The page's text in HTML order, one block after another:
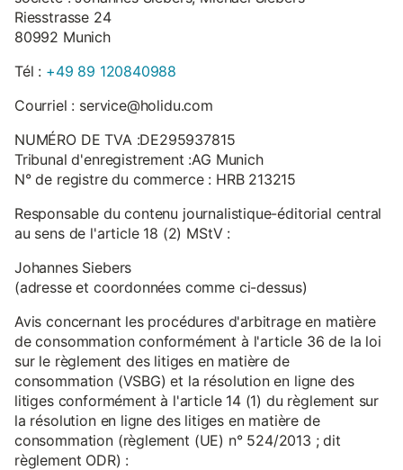
Riesstrasse 24
80992 Munich
Tél : +49 89 120840988
Courriel : service@holidu.com
NUMÉRO DE TVA :DE295937815
Tribunal d'enregistrement :AG Munich
N° de registre du commerce : HRB 213215
Responsable du contenu journalistique-éditorial central
au sens de l'article 18 (2) MStV :
Johannes Siebers
(adresse et coordonnées comme ci-dessus)
Avis concernant les procédures d'arbitrage en matière
de consommation conformément à l'article 36 de la loi
sur le règlement des litiges en matière de
consommation (VSBG) et la résolution en ligne des
litiges conformément à l'article 14 (1) du règlement sur
la résolution en ligne des litiges en matière de
consommation (règlement (UE) n° 524/2013 ; dit
règlement ODR) :